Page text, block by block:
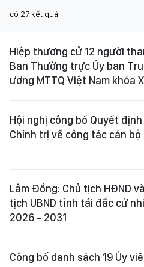
có 27 kết quả
Hiệp thương cử 12 người
Ban Thường trực Ủy ban
ương MTTQ Việt Nam khóa
Hội nghị công bố Quyết định
Chính trị về công tác cán bộ
Lâm Đồng: Chủ tịch HĐND
tịch UBND tỉnh tái đắc cử
2026 - 2031
Công bố danh sách 19 Ủy